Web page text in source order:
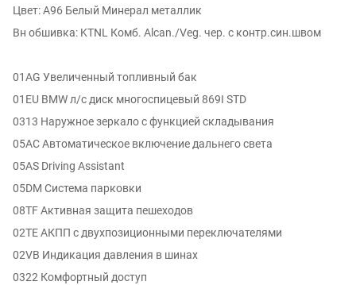
Цвет: A96 Белый Минерал металлик
Вн обшивка: KTNL Комб. Alcan./Veg. чер. с контр.син.швом
01AG Увеличенный топливный бак
01EU BMW л/с диск многоспицевый 869I STD
0313 Наружное зеркало с функцией складывания
05AC Автоматическое включение дальнего света
05AS Driving Assistant
05DM Система парковки
08TF Активная защита пешеходов
02TE АКПП с двухпозиционными переключателями
02VB Индикация давления в шинах
0322 Комфортный доступ